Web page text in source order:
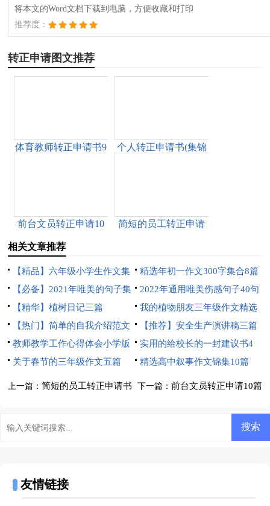
将本文的Word文档下载到电脑，方便收藏和打印
推荐度：
转正申请图文推荐
体育教师转正申请书9
个人转正申请书(集锦
前台文员转正申请10
简短的员工转正申请
相关文章推荐
【精品】六年级小学生作文集
合七篇
精选年初一作文300字集合8篇
【必备】2021年唯美的句子集
锦58条
2022年通用唯美伤感句子40句
【精华】植树日记三篇
我的植物朋友三年级作文精选
15篇
【热门】简单的自我介绍范文
4篇
【推荐】安全生产演讲稿三篇
教师教学工作心得体会小学版
实用的给校长的一封建议书4
篇
关于春节的三年级作文五篇 精选高中叙事作文锦集10篇
上一篇：简短的员工转正申请书 下一篇： 前台文员转正申请10篇
友情链接